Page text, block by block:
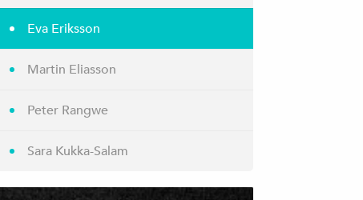
Eva Eriksson
Martin Eliasson
Peter Rangwe
Sara Kukka-Salam